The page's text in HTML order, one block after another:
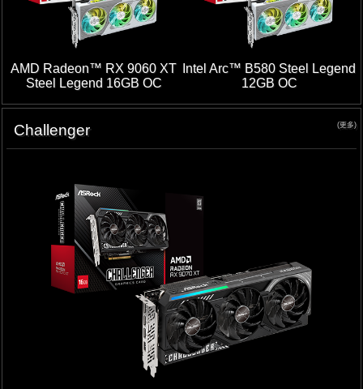
AMD Radeon™ RX 9060 XT
Steel Legend 16GB OC
Intel Arc™ B580 Steel Legend
12GB OC
Challenger (更多)